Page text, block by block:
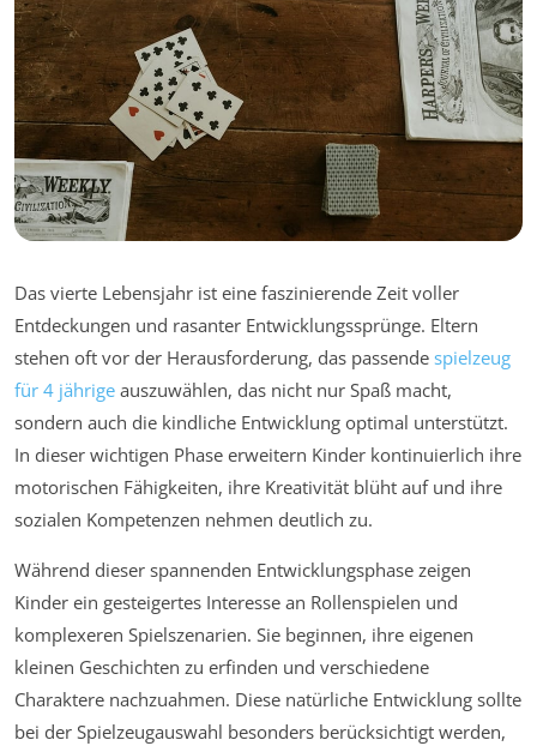
Das vierte Lebensjahr ist eine faszinierende Zeit voller
Entdeckungen und rasanter Entwicklungssprünge. Eltern
stehen oft vor der Herausforderung, das passende spielzeug
für 4 jährige auszuwählen, das nicht nur Spaß macht,
sondern auch die kindliche Entwicklung optimal unterstützt.
In dieser wichtigen Phase erweitern Kinder kontinuierlich ihre
motorischen Fähigkeiten, ihre Kreativität blüht auf und ihre
sozialen Kompetenzen nehmen deutlich zu.
Während dieser spannenden Entwicklungsphase zeigen
Kinder ein gesteigertes Interesse an Rollenspielen und
komplexeren Spielszenarien. Sie beginnen, ihre eigenen
kleinen Geschichten zu erfinden und verschiedene
Charaktere nachzuahmen. Diese natürliche Entwicklung sollte
bei der Spielzeugauswahl besonders berücksichtigt werden,